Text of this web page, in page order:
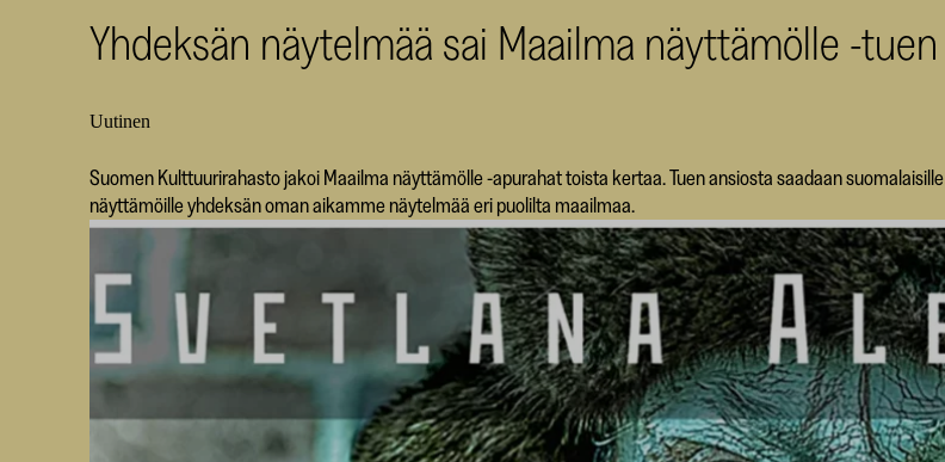
Yhdeksän näytelmää sai Maailma näyttämölle -tuen
Uutinen
Suomen Kulttuurirahasto jakoi Maailma näyttämölle -apurahat toista kertaa. Tuen ansiosta saadaan suomalaisille
näyttämöille yhdeksän oman aikamme näytelmää eri puolilta maailmaa.